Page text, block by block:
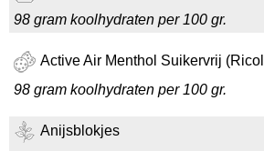
98 gram koolhydraten per 100 gr.
Active Air Menthol Suikervrij
98 gram koolhydraten per 100 gr.
Anijsblokjes